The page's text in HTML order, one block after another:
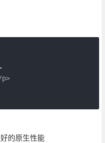
p>
的原生性能